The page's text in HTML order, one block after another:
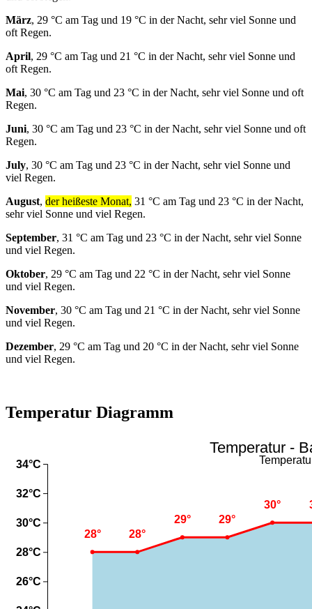
März, 29 °C am Tag und 19 °C in der Nacht, sehr viel Sonne und
oft Regen.
April, 29 °C am Tag und 21 °C in der Nacht, sehr viel Sonne und
oft Regen.
Mai, 30 °C am Tag und 23 °C in der Nacht, sehr viel Sonne und oft
Regen.
Juni, 30 °C am Tag und 23 °C in der Nacht, sehr viel Sonne und oft
Regen.
July, 30 °C am Tag und 23 °C in der Nacht, sehr viel Sonne und
viel Regen.
August, der heißeste Monat, 31 °C am Tag und 23 °C in der Nacht,
sehr viel Sonne und viel Regen.
September, 31 °C am Tag und 23 °C in der Nacht, sehr viel Sonne
und viel Regen.
Oktober, 29 °C am Tag und 22 °C in der Nacht, sehr viel Sonne
und viel Regen.
November, 30 °C am Tag und 21 °C in der Nacht, sehr viel Sonne
und viel Regen.
Dezember, 29 °C am Tag und 20 °C in der Nacht, sehr viel Sonne
und viel Regen.
Temperatur Diagramm